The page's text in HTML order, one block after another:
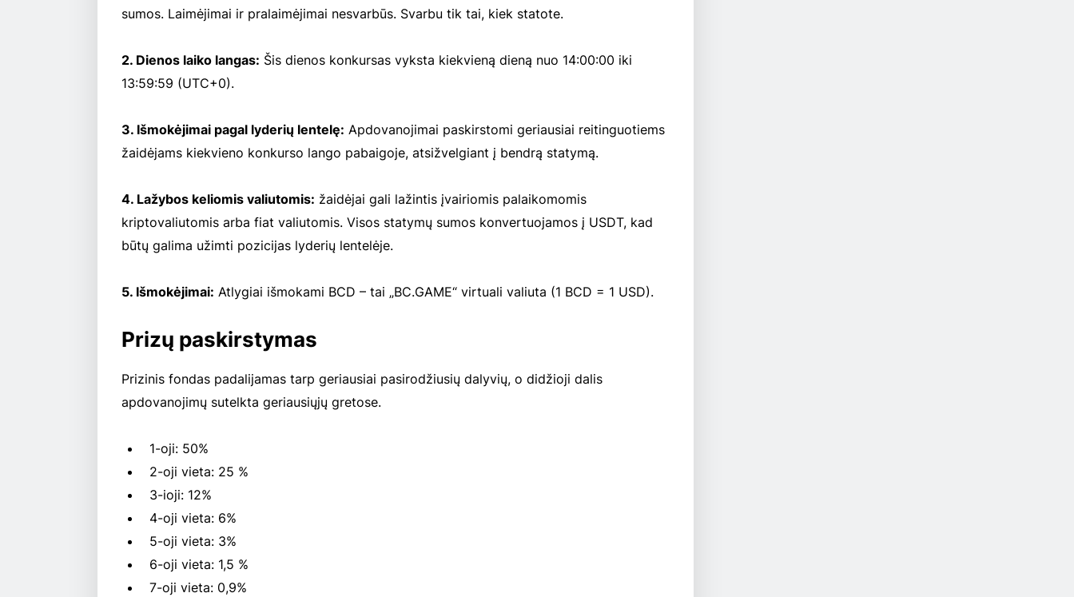
sumos. Laimėjimai ir pralaimėjimai nesvarbūs. Svarbu tik tai, kiek statote.
2. Dienos laiko langas: Šis dienos konkursas vyksta kiekvieną dieną nuo 14:00:00 iki
13:59:59 (UTC+0).
3. Išmokėjimai pagal lyderių lentelę: Apdovanojimai paskirstomi geriausiai reitinguotiems
žaidėjams kiekvieno konkurso lango pabaigoje, atsižvelgiant į bendrą statymą.
4. Lažybos keliomis valiutomis: žaidėjai gali lažintis įvairiomis palaikomomis
kriptovaliutomis arba fiat valiutomis. Visos statymų sumos konvertuojamos į USDT, kad
būtų galima užimti pozicijas lyderių lentelėje.
5. Išmokėjimai: Atlygiai išmokami BCD – tai „BC.GAME“ virtuali valiuta (1 BCD = 1 USD).
Prizų paskirstymas
Prizinis fondas padalijamas tarp geriausiai pasirodžiusių dalyvių, o didžioji dalis
apdovanojimų sutelkta geriausiųjų gretose.
1-oji: 50%
2-oji vieta: 25 %
3-ioji: 12%
4-oji vieta: 6%
5-oji vieta: 3%
6-oji vieta: 1,5 %
7-oji vieta: 0,9%